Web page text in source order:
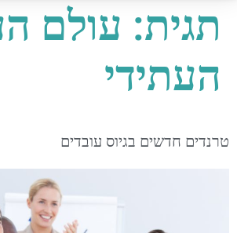
תגית: עולם
העתידי
טרנדים חדשים בגיוס עובדים